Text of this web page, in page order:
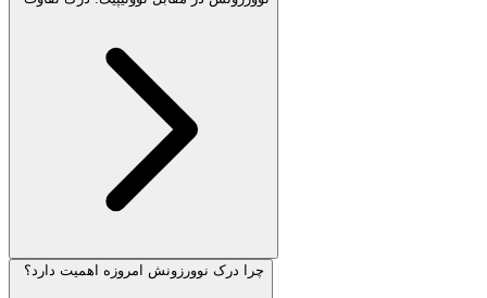
چرا درک نوورزونش امروزه اهمیت دارد؟